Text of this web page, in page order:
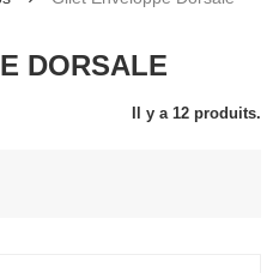
DORSALE
Il y a 12 produits.